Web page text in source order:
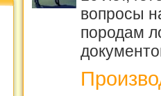
вопросы
породам